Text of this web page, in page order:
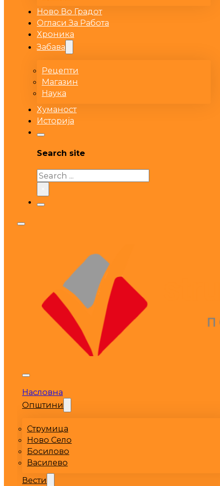
Ново Во Градот
Огласи За Работа
Хроника
Забава
Рецепти
Магазин
Наука
Хуманост
Историја
Search site
Search
Насловна
Општини
Струмица
Ново Село
Босилово
Василево
Вести